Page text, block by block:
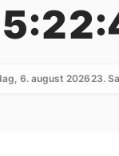
6. august 202623.